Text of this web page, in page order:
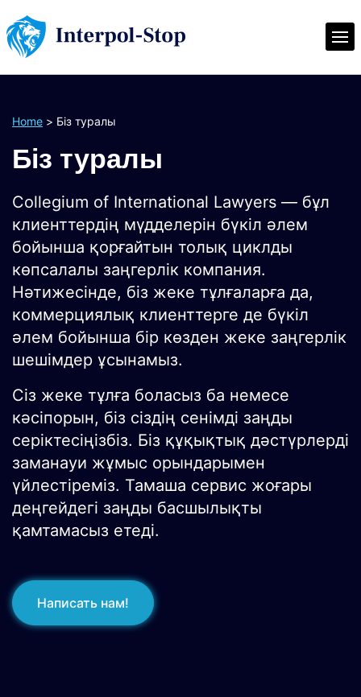
Home > Біз туралы
Біз туралы
Collegium of International Lawyers — бұл
клиенттердің мүдделерін бүкіл әлем
бойынша қорғайтын толық циклды
көпсалалы заңгерлік компания.
Нәтижесінде, біз жеке тұлғаларға да,
коммерциялық клиенттерге де бүкіл
әлем бойынша бір көзден жеке заңгерлік
шешімдер ұсынамыз.
Сіз жеке тұлға боласыз ба немесе
кәсіпорын, біз сіздің сенімді заңды
серіктесіңізбіз. Біз құқықтық дәстүрлерді
заманауи жұмыс орындарымен
үйлестіреміз. Тамаша сервис жоғары
деңгейдегі заңды басшылықты
қамтамасыз етеді.
Написать нам!